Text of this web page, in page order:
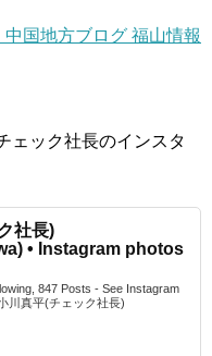
ェック社長のインスタ
社長)
• Instagram photos
847 Posts - See Instagram
川真平(チェック社長)